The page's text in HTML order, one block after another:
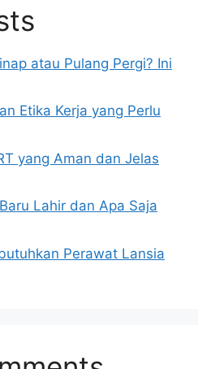
atau Pulang Pergi? Ini
Etika Kerja yang Perlu
yang Aman dan Jelas
Lahir dan Apa Saja
Perawat Lansia